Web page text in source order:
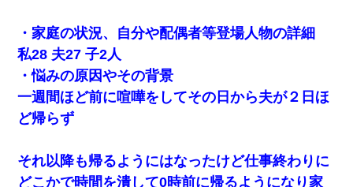
・家庭の状況、自分や配偶者等登場人物の詳細
私28 夫27 子2人
・悩みの原因やその背景
一週間ほど前に喧嘩をしてその日から夫が２日ほ
ど帰らず
それ以降も帰るようにはなったけど仕事終わりに
どこかで時間を潰して0時前に帰るようになり家